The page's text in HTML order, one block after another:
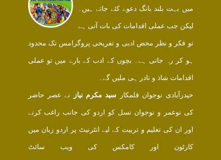
میں بہت بلند بانگ دعوے کئے جاتے ہیں۔
لیکن جب عملی اقدامات کی بات آتی ہے
تو فکر و نظر محض ادبی و تفریحی پروگرامس تک محدود
ہو کر رہ جاتی ہے۔ بچوں کے ادب کے بارے میں تو عملی
اقدامات شاذ و نادر ہی ملیں گے۔
حیدرآبادی نوجوان قلمکار سید مکرم نیاز نے عصر حاضر
کی نوعمر و نوجوان نسل کو اردو کی جانب راغب کرنے
اور ان کی تعلیم و تربیت کے لیے انٹرنیٹ پر اردو زبان میں
کارٹون اور کامکس کی ویب سائٹ